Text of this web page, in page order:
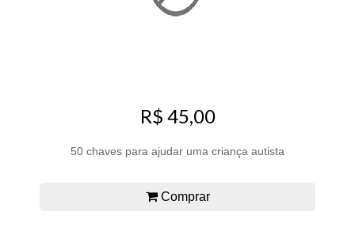
R$ 45,00
50 chaves para ajudar uma criança autista
Comprar